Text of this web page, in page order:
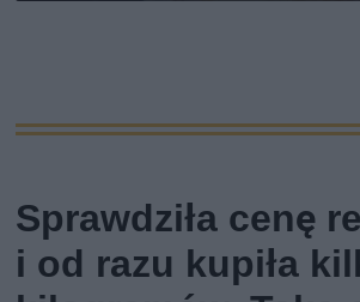
Sprawdziła cenę
i od razu kupiła